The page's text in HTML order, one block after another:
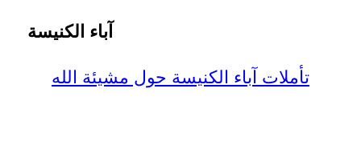
آباء الكنيسة
تأملات آباء الكنيسة حول مشيئة الله